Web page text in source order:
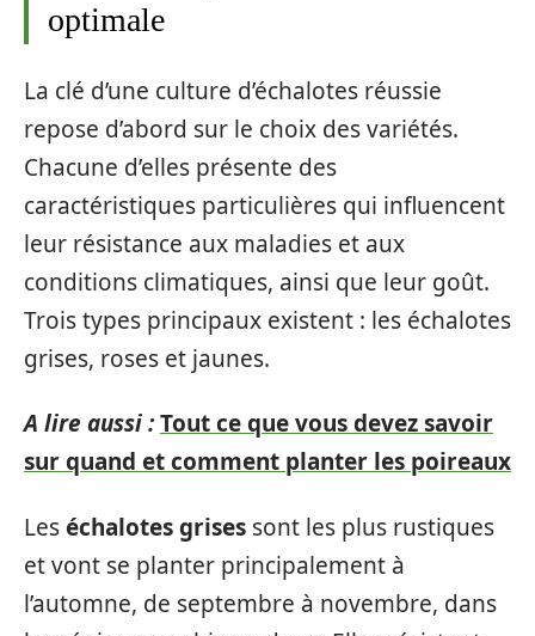
optimale
La clé d’une culture d’échalotes réussie
repose d’abord sur le choix des variétés.
Chacune d’elles présente des
caractéristiques particulières qui influencent
leur résistance aux maladies et aux
conditions climatiques, ainsi que leur goût.
Trois types principaux existent : les échalotes
grises, roses et jaunes.
A lire aussi :Tout ce que vous devez savoir
sur quand et comment planter les poireaux
Leséchalotes grises sont les plus rustiques
et vont se planter principalement à
l’automne, de septembre à novembre, dans